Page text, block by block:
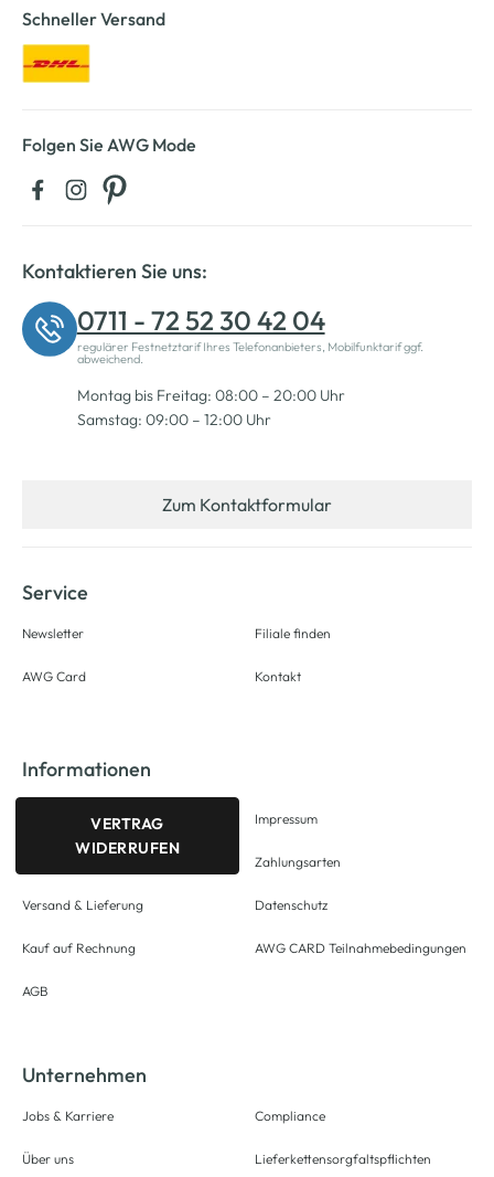
Schneller Versand
Folgen Sie AWG Mode
Kontaktieren Sie uns:
0711 - 72 52 30 42 04
regulärer Festnetztarif Ihres Telefonanbieters, Mobilfunktarif ggf.
abweichend.
Montag bis Freitag: 08:00 – 20:00 Uhr
Samstag: 09:00 – 12:00 Uhr
Zum Kontaktformular
Service
Newsletter
AWG Card
Filiale finden
Kontakt
Informationen
VERTRAG
WIDERRUFEN
Versand & Lieferung
Kauf auf Rechnung
AGB
Impressum
Zahlungsarten
Datenschutz
AWG CARD Teilnahmebedingungen
Unternehmen
Jobs & Karriere
Über uns
Compliance
Lieferkettensorgfaltspflichten